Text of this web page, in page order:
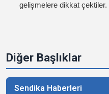
Diğer Başlıklar
Sendika Haberleri
gelişmelere dikkat çektiler.